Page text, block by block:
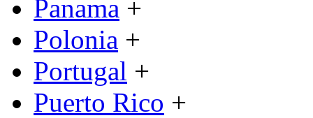
Panama +
Polonia +
Portugal +
Puerto Rico +